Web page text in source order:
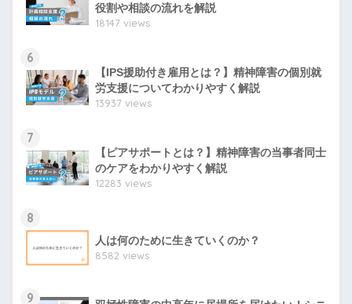
役割や相談の流れを解説
18147 views
6
【IPS援助付き雇用とは？】精神障害の個別就
労支援についてわかりやすく解説
13937 views
7
【ピアサポートとは？】精神障害の当事者同士
のケアをわかりやすく解説
12283 views
8
人は何のために生きていくのか？
8582 views
9